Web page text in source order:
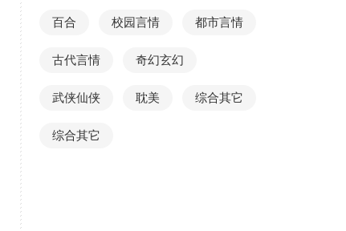
百合 校园言情 都市言情
古代言情 奇幻玄幻
武侠仙侠 耽美 综合其它
综合其它